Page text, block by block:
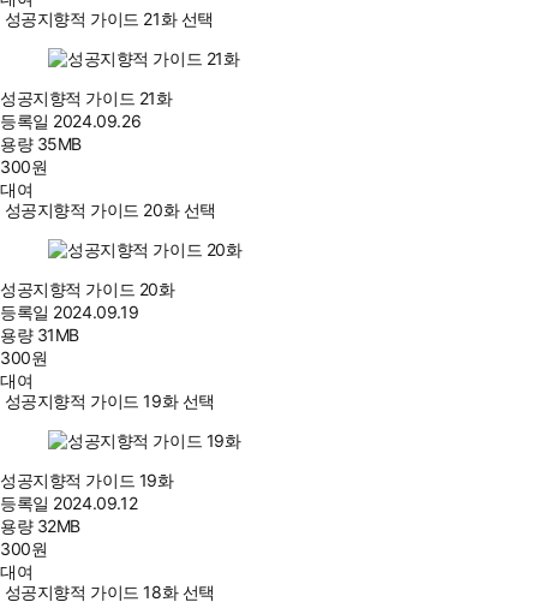
성공지향적 가이드 21화 선택
성공지향적 가이드 21화
등록일 2024.09.26
용량 35MB
300원
대여
성공지향적 가이드 20화 선택
성공지향적 가이드 20화
등록일 2024.09.19
용량 31MB
300원
대여
성공지향적 가이드 19화 선택
성공지향적 가이드 19화
등록일 2024.09.12
용량 32MB
300원
대여
성공지향적 가이드 18화 선택